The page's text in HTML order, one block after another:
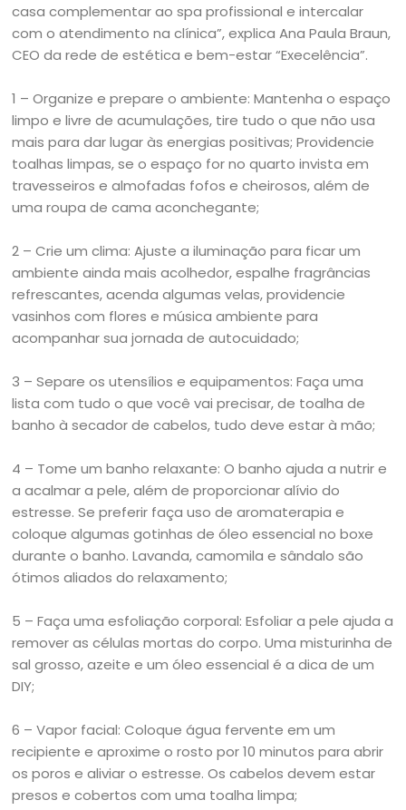
casa complementar ao spa profissional e intercalar
com o atendimento na clínica”, explica Ana Paula Braun,
CEO da rede de estética e bem-estar “Execelência”.
1 – Organize e prepare o ambiente: Mantenha o espaço
limpo e livre de acumulações, tire tudo o que não usa
mais para dar lugar às energias positivas; Providencie
toalhas limpas, se o espaço for no quarto invista em
travesseiros e almofadas fofos e cheirosos, além de
uma roupa de cama aconchegante;
2 – Crie um clima: Ajuste a iluminação para ficar um
ambiente ainda mais acolhedor, espalhe fragrâncias
refrescantes, acenda algumas velas, providencie
vasinhos com flores e música ambiente para
acompanhar sua jornada de autocuidado;
3 – Separe os utensílios e equipamentos: Faça uma
lista com tudo o que você vai precisar, de toalha de
banho à secador de cabelos, tudo deve estar à mão;
4 – Tome um banho relaxante: O banho ajuda a nutrir e
a acalmar a pele, além de proporcionar alívio do
estresse. Se preferir faça uso de aromaterapia e
coloque algumas gotinhas de óleo essencial no boxe
durante o banho. Lavanda, camomila e sândalo são
ótimos aliados do relaxamento;
5 – Faça uma esfoliação corporal: Esfoliar a pele ajuda a
remover as células mortas do corpo. Uma misturinha de
sal grosso, azeite e um óleo essencial é a dica de um
DIY;
6 – Vapor facial: Coloque água fervente em um
recipiente e aproxime o rosto por 10 minutos para abrir
os poros e aliviar o estresse. Os cabelos devem estar
presos e cobertos com uma toalha limpa;